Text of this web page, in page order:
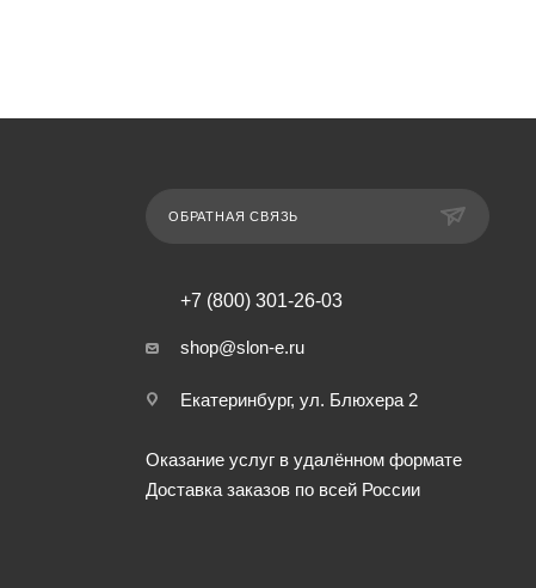
ОБРАТНАЯ СВЯЗЬ
+7 (800) 301-26-03
shop@slon-e.ru
Екатеринбург, ул. Блюхера 2
Оказание услуг в удалённом формате
Доставка заказов по всей России